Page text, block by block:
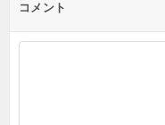
コメント